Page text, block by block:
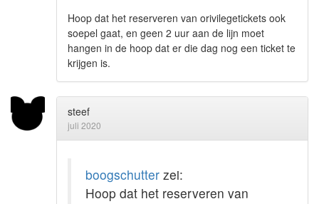
Hoop dat het reserveren van orivilegetickets ook
soepel gaat, en geen 2 uur aan de lijn moet
hangen in de hoop dat er die dag nog een ticket te
krijgen is.
steef
juli 2020
boogschutter zei:
Hoop dat het reserveren van